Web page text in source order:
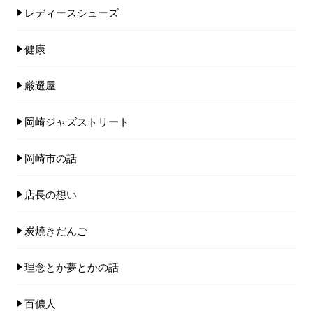
レディースシューズ
健康
厳選屋
岡崎ジャズストリート
岡崎市の話
店長の想い
炭焼きだんご
理念とか夢とかの話
百儂人